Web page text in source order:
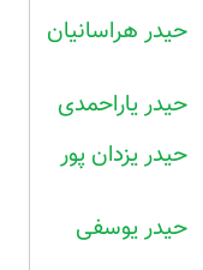
حیدر هراسانیان
حیدر یاراحمدی
حیدر یزدان پور
حیدر یوسفی